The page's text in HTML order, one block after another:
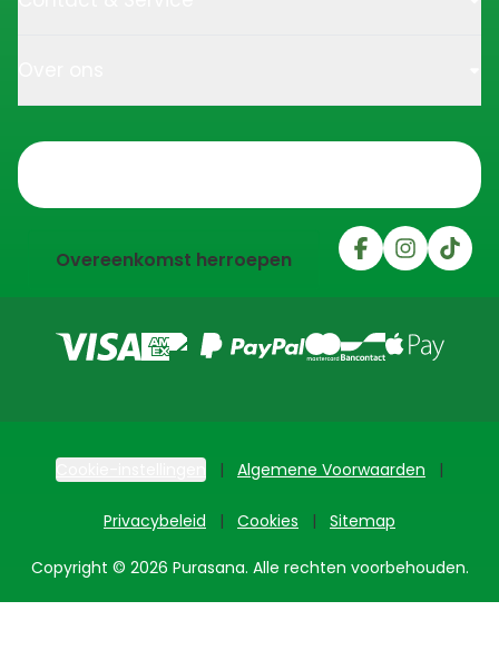
Overeenkomst herroepen
Algemene Voorwaarden
Privacybeleid Cookies Sitemap
Copyright © 2026 Purasana. Alle rechten voorbehouden.